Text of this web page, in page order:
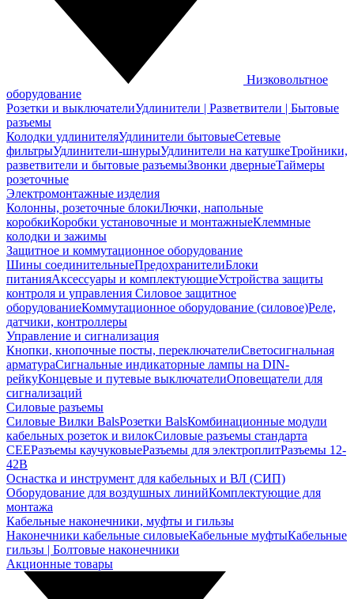
Низковольтное
оборудование
Розетки и выключателиУдлинители | Разветвители | Бытовые
разъемы
Колодки удлинителяУдлинители бытовыеСетевые
фильтрыУдлинители-шнурыУдлинители на катушкеТройники,
разветвители и бытовые разъемыЗвонки дверныеТаймеры
розеточные
Электромонтажные изделия
Колонны, розеточные блокиЛючки, напольные
коробкиКоробки установочные и монтажныеКлеммные
колодки и зажимы
Защитное и коммутационное оборудование
Шины соединительныеПредохранителиБлоки
питанияАксессуары и комплектующиеУстройства защиты
контроля и управления Силовое защитное
оборудованиеКоммутационное оборудование (силовое)Реле,
датчики, контроллеры
Управление и сигнализация
Кнопки, кнопочные посты, переключателиСветосигнальная
арматураСигнальные индикаторные лампы на DIN-
рейкуКонцевые и путевые выключателиОповещатели для
сигнализаций
Силовые разъемы
Силовые Вилки BalsРозетки BalsКомбинационные модули
кабельных розеток и вилокСиловые разъемы стандарта
CEEРазъемы каучуковыеРазъемы для электроплитРазъемы 12-
42В
Оснастка и инструмент для кабельных и ВЛ (СИП)
Оборудование для воздушных линийКомплектующие для
монтажа
Кабельные наконечники, муфты и гильзы
Наконечники кабельные силовыеКабельные муфтыКабельные
гильзы | Болтовые наконечники
Акционные товары